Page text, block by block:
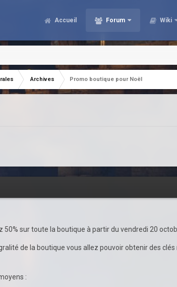
Accueil Forum Wiki
Archives
Promo boutique pour Noël
50% sur toute la boutique à partir du vendredi 20
de la boutique vous allez pouvoir obtenir des
: